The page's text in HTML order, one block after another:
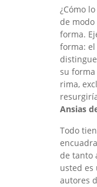
¿Cómo
de
forma.
forma: el
su
rima,
Ansias
Todo
de tanto
usted es
autores